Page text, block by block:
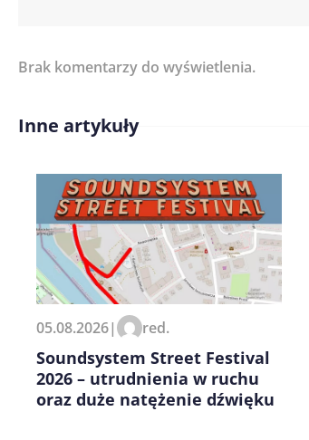
Imię/ Nick*
Zapamiętaj
kolejnych
Brak komentarzy do wyświetlenia.
Inne artykuły
05.08.2026| red.
Soundsystem Street Festival
2026 – utrudnienia w ruchu
oraz duże natężenie dźwięku